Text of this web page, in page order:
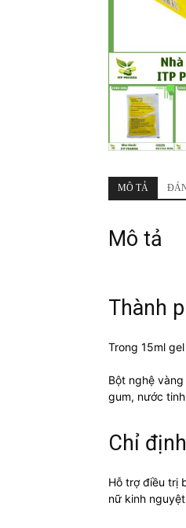
MÔ TẢ
Mô tả
Thành
Trong 15ml
Bột nghệ
gum, nước
Chỉ
Hỗ trợ điều trị
nữ kinh